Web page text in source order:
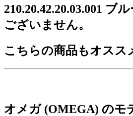
210.20.42.20.03.001 ブ
ございません。
こちらの商品もオスス
オメガ (OMEGA) のモ